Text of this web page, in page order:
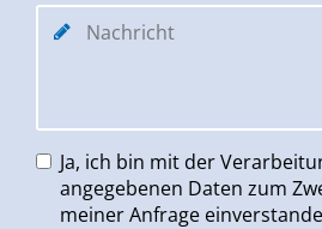
Ja, ich bin mit der
angegebenen Daten zum
meiner Anfrage